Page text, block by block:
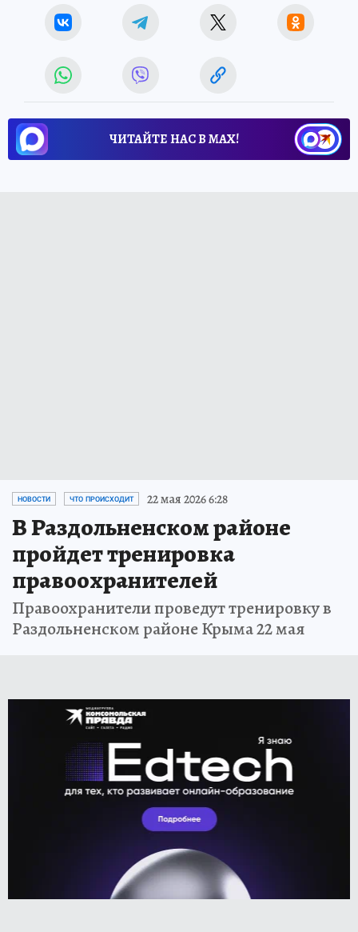
ЧИТАЙТЕ НАС В МАХ!
НОВОСТИ ЧТО ПРОИСХОДИТ 22 мая 2026 6:28
В Раздольненском районе
пройдет тренировка
правоохранителей
Правоохранители проведут тренировку в
Раздольненском районе Крыма 22 мая